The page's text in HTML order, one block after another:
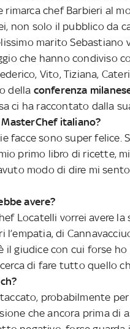
chef Barbieri al
non solo il pubblico da
marito Sebastiano
che hanno condiviso
Vito, Tiziana,
della conferenza
ci ha raccontato dalla
italiano?
facce sono super felice.
primo libro di ricette,
modo di dire mi
avere?
Locatelli vorrei avere
l’empatia, di
il giudice con cui forse
di fare tutto quello
probabilmente
che ancora prima di